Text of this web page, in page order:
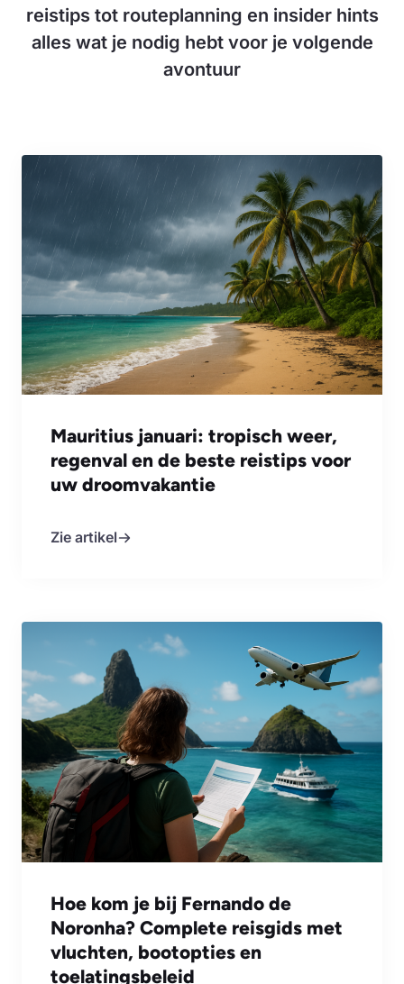
reistips tot routeplanning en insider hints
alles wat je nodig hebt voor je volgende
avontuur
Mauritius januari: tropisch weer,
regenval en de beste reistips voor
uw droomvakantie
Zie artikel
Hoe kom je bij Fernando de
Noronha? Complete reisgids met
vluchten, bootopties en
toelatingsbeleid